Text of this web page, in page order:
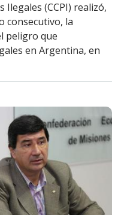
Ilegales (CCPI) realizó,
consecutivo, la
peligro que
en Argentina, en